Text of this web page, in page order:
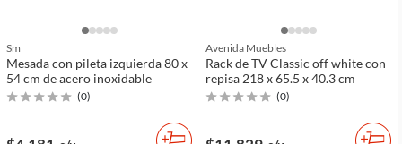
Sm
Mesada con pileta izquierda 80 x
54 cm de acero inoxidable
(0)
Avenida Muebles
Rack de TV Classic off white con
repisa 218 x 65.5 x 40.3 cm
(0)